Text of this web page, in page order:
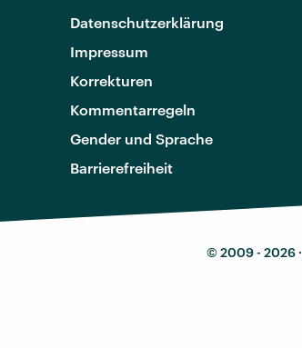
Datenschutzerklärung
Impressum
Korrekturen
Kommentarregeln
Gender und Sprache
Barrierefreiheit
© 2009 - 2026 ·